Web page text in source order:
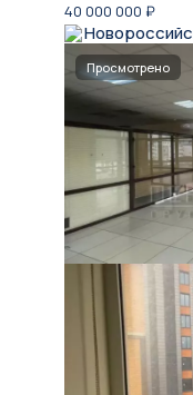
40 000 000 ₽